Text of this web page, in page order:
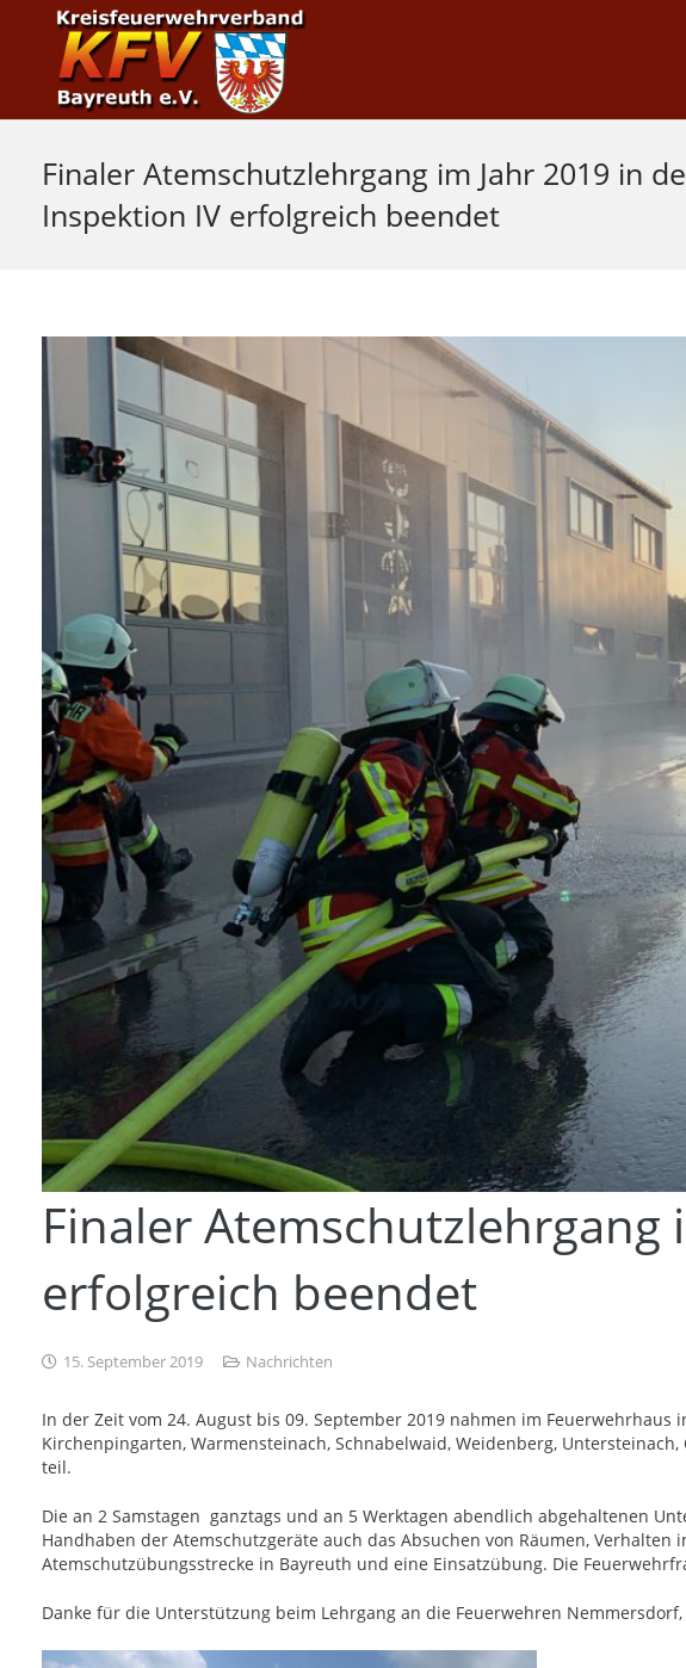
Finaler Atemschutzlehrgang im Jahr 2019 in
Inspektion IV erfolgreich beendet
Finaler Atemschutzlehrgang
erfolgreich beendet
15. September 2019 Nachrichten
In der Zeit vom 24. August bis 09. September 2019 nahmen im
Kirchenpingarten, Warmensteinach, Schnabelwaid, Weidenberg,
teil.
Die an 2 Samstagen ganztags und an 5 Werktagen abendlich abgehaltenen
Handhaben der Atemschutzgeräte auch das Absuchen von Räumen,
Atemschutzübungsstrecke in Bayreuth und eine Einsatzübung. Die
Danke für die Unterstützung beim Lehrgang an die Feuerwehren